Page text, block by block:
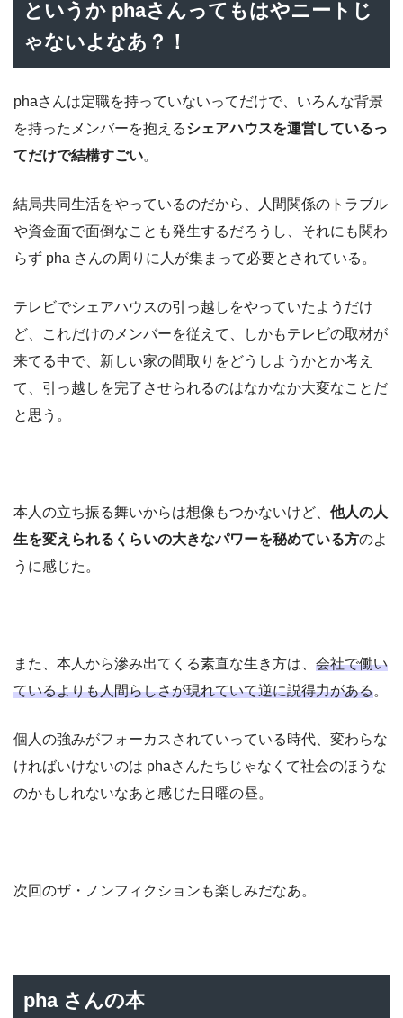
というか phaさんってもはやニートじ
ゃないよなあ？！
phaさんは定職を持っていないってだけで、いろんな背景
を持ったメンバーを抱えるシェアハウスを運営しているっ
てだけで結構すごい。
結局共同生活をやっているのだから、人間関係のトラブル
や資金面で面倒なことも発生するだろうし、それにも関わ
らず pha さんの周りに人が集まって必要とされている。
テレビでシェアハウスの引っ越しをやっていたようだけ
ど、これだけのメンバーを従えて、しかもテレビの取材が
来てる中で、新しい家の間取りをどうしようかとか考え
て、引っ越しを完了させられるのはなかなか大変なことだ
と思う。
本人の立ち振る舞いからは想像もつかないけど、 他人の人
生を変えられるくらいの大きなパワーを秘めている方のよ
うに感じた。
また、本人から滲み出てくる素直な生き方は、 会社で働い
ているよりも人間らしさが現れていて逆に説得力がある。
個人の強みがフォーカスされていっている時代、変わらな
ければいけないのは phaさんたちじゃなくて社会のほうな
のかもしれないなあと感じた日曜の昼。
次回のザ・ノンフィクションも楽しみだなあ。
pha さんの本